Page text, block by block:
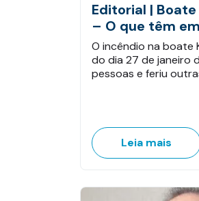
Editorial | Boate
– O que têm
O incêndio na boate
do dia 27 de janeiro
pessoas e feriu
Leia mais